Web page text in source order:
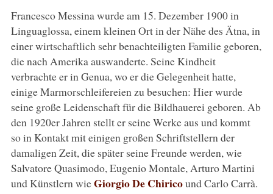
Francesco Messina wurde am 15. Dezember 1900 in
Linguaglossa, einem kleinen Ort in der Nähe des Ätna, in
einer wirtschaftlich sehr benachteiligten Familie geboren,
die nach Amerika auswanderte. Seine Kindheit
verbrachte er in Genua, wo er die Gelegenheit hatte,
einige Marmorschleifereien zu besuchen: Hier wurde
seine große Leidenschaft für die Bildhauerei geboren. Ab
den 1920er Jahren stellt er seine Werke aus und kommt
so in Kontakt mit einigen großen Schriftstellern der
damaligen Zeit, die später seine Freunde werden, wie
Salvatore Quasimodo, Eugenio Montale, Arturo Martini
und Künstlern wieGiorgio De Chiricound Carlo Carrà.